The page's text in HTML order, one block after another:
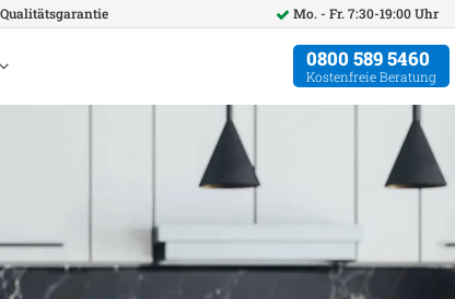
Qualitätsgarantie Mo. - Fr. 7:30-19:00 Uhr
0800 589 5460
Kostenfreie Beratung